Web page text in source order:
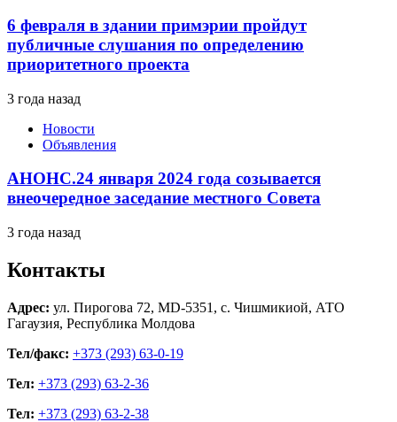
6 февраля в здании примэрии пройдут
публичные слушания по определению
приоритетного проекта
3 года назад
Новости
Объявления
АНОНС.24 января 2024 года созывается
внеочередное заседание местного Совета
3 года назад
Контакты
Адрес: ул. Пирогова 72, MD-5351, с. Чишмикиой, АТО
Гагаузия, Республика Молдова
Тел/факс: +373 (293) 63-0-19
Тел: +373 (293) 63-2-36
Тел: +373 (293) 63-2-38